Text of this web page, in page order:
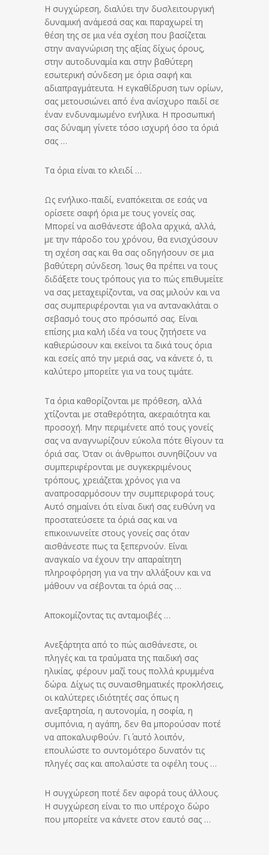
Η συγχώρεση, διαλύει την δυσλειτουργική
δυναμική ανάμεσά σας και παραχωρεί τη
θέση της σε μια νέα σχέση που βασίζεται
στην αναγνώριση της αξίας δίχως όρους,
στην αυτοδυναμία και στην βαθύτερη
εσωτερική σύνδεση με όρια σαφή και
αδιαπραγμάτευτα. Η εγκαθίδρυση των ορίων,
σας μετουσιώνει από ένα ανίσχυρο παιδί σε
έναν ενδυναμωμένο ενήλικα. Η προσωπική
σας δύναμη γίνετε τόσο ισχυρή όσο τα όριά
σας …
Τα όρια είναι το κλειδί …
Ως ενήλικο-παιδί, εναπόκειται σε εσάς να
ορίσετε σαφή όρια με τους γονείς σας.
Μπορεί να αισθάνεστε άβολα αρχικά, αλλά,
με την πάροδο του χρόνου, θα ενισχύσουν
τη σχέση σας και θα σας οδηγήσουν σε μια
βαθύτερη σύνδεση. Ίσως θα πρέπει να τους
διδάξετε τους τρόπους για το πώς επιθυμείτε
να σας μεταχειρίζονται, να σας μιλούν και να
σας συμπεριφέρονται για να αντανακλάται ο
σεβασμό τους στο πρόσωπό σας. Είναι
επίσης μια καλή ιδέα να τους ζητήσετε να
καθιερώσουν και εκείνοι τα δικά τους όρια
και εσείς από την μεριά σας, να κάνετε ό, τι
καλύτερο μπορείτε για να τους τιμάτε.
Τα όρια καθορίζονται με πρόθεση, αλλά
χτίζονται με σταθερότητα, ακεραιότητα και
προσοχή. Μην περιμένετε από τους γονείς
σας να αναγνωρίζουν εύκολα πότε θίγουν τα
όριά σας. Όταν οι άνθρωποι συνηθίζουν να
συμπεριφέρονται με συγκεκριμένους
τρόπους, χρειάζεται χρόνος για να
αναπροσαρμόσουν την συμπεριφορά τους.
Αυτό σημαίνει ότι είναι δική σας ευθύνη να
προστατεύσετε τα όριά σας και να
επικοινωνείτε στους γονείς σας όταν
αισθάνεστε πως τα ξεπερνούν. Είναι
αναγκαίο να έχουν την απαραίτητη
πληροφόρηση για να την αλλάξουν και να
μάθουν να σέβονται τα όριά σας …
Αποκομίζοντας τις ανταμοιβές …
Ανεξάρτητα από το πώς αισθάνεστε, οι
πληγές και τα τραύματα της παιδική σας
ηλικίας, φέρουν μαζί τους πολλά κρυμμένα
δώρα. Δίχως τις συναισθηματικές προκλήσεις,
οι καλύτερες ιδιότητές σας όπως η
ανεξαρτησία, η αυτονομία, η σοφία, η
συμπόνια, η αγάπη, δεν θα μπορούσαν ποτέ
να αποκαλυφθούν. Γι΄ αυτό λοιπόν,
επουλώστε το συντομότερο δυνατόν τις
πληγές σας και απολαύστε τα οφέλη τους …
Η συγχώρεση ποτέ δεν αφορά τους άλλους.
Η συγχώρεση είναι το πιο υπέροχο δώρο
που μπορείτε να κάνετε στον εαυτό σας …